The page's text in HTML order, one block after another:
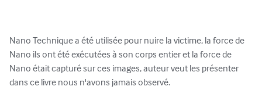
Nano Technique a été utilisée pour nuire la victime, la force de
Nano ils ont été exécutées à son corps entier et la force de
Nano était capturé sur ces images, auteur veut les présenter
dans ce livre nous n'avons jamais observé.